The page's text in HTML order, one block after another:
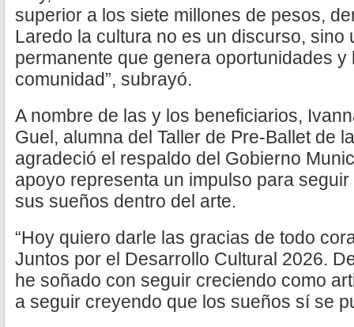
superior a los siete millones de pesos,
Laredo la cultura no es un discurso, sino
permanente que genera oportunidades
comunidad”, subrayó.
A nombre de las y los beneficiarios,
Guel, alumna del Taller de Pre-Ballet de
agradeció el respaldo del Gobierno
apoyo representa un impulso para
sus sueños dentro del arte.
“Hoy quiero darle las gracias de todo
Juntos por el Desarrollo Cultural 2026.
he soñado con seguir creciendo como
a seguir creyendo que los sueños sí se